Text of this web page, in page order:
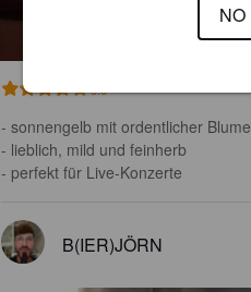
3.6
- sonnengelb mit ordentlicher Blume
- lieblich, mild und feinherb
- perfekt für Live-Konzerte
B(IER)JÖRN
NO